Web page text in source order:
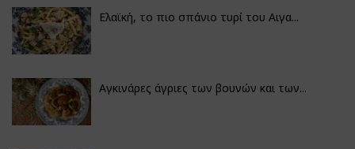
Ελαϊκή, το πιο σπάνιο τυρί του Αιγα...
Αγκινάρες άγριες των βουνών και των...